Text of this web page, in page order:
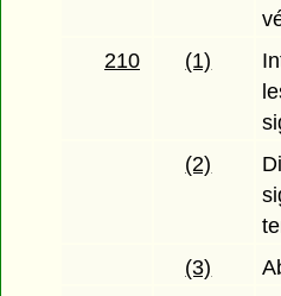
210
(1)
(2)
(3)